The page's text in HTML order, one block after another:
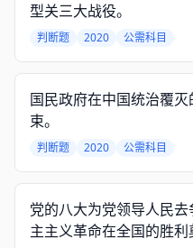
型关三大战役。
判断题 2020 公需科目
国民政府在中国统治覆
束。
判断题 2020 公需科目
党的八大为党领导人民
主主义革命在全国的胜利